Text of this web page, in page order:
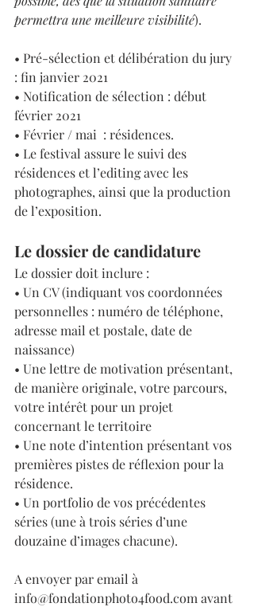
permettra une meilleure visibilité).
• Pré-sélection et délibération du jury
: fin janvier 2021
• Notification de sélection : début
février 2021
• Février / mai  : résidences.
• Le festival assure le suivi des
résidences et l’editing avec les
photographes, ainsi que la production
de l’exposition.
Le dossier de candidature
Le dossier doit inclure :
• Un CV (indiquant vos coordonnées
personnelles : numéro de téléphone,
adresse mail et postale, date de
naissance)
• Une lettre de motivation présentant,
de manière originale, votre parcours,
votre intérêt pour un projet
concernant le territoire
• Une note d’intention présentant vos
premières pistes de réflexion pour la
résidence.
• Un portfolio de vos précédentes
séries (une à trois séries d’une
douzaine d’images chacune).
A envoyer par email à
info@fondationphoto4food.com avant